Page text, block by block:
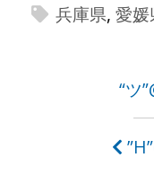
兵庫県, 愛媛
“ツ